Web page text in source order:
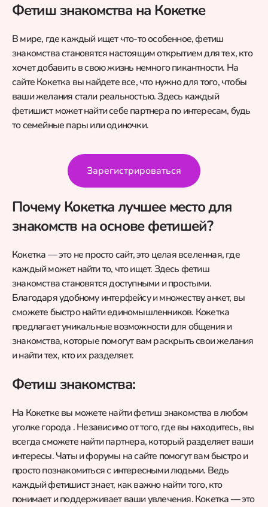
Фетиш знакомства на Кокетке
В мире, где каждый ищет что-то особенное, фетиш
знакомства становятся настоящим открытием для тех, кто
хочет добавить в свою жизнь немного пикантности. На
сайте Кокетка вы найдете все, что нужно для того, чтобы
ваши желания стали реальностью. Здесь каждый
фетишист может найти себе партнера по интересам, будь
то семейные пары или одиночки.
Зарегистрироваться
Почему Кокетка лучшее место для
знакомств на основе фетишей?
Кокетка — это не просто сайт, это целая вселенная, где
каждый может найти то, что ищет. Здесь фетиш
знакомства становятся доступными и простыми.
Благодаря удобному интерфейсу и множеству анкет, вы
сможете быстро найти единомышленников. Кокетка
предлагает уникальные возможности для общения и
знакомства, которые помогут вам раскрыть свои желания
и найти тех, кто их разделяет.
Фетиш знакомства:
На Кокетке вы можете найти фетиш знакомства в любом
уголке города . Независимо от того, где вы находитесь, вы
всегда сможете найти партнера, который разделяет ваши
интересы. Чаты и форумы на сайте помогут вам быстро и
просто познакомиться с интересными людьми. Ведь
каждый фетишист знает, как важно найти того, кто
понимает и поддерживает ваши увлечения. Кокетка — это